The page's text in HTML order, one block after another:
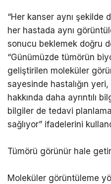
“Her kanser aynı şekilde
her hastada aynı
sonucu beklemek doğru
“Günümüzde tümörün
geliştirilen moleküler
sayesinde hastalığın yeri,
hakkında daha ayrıntılı
bilgiler de tedavi
sağlıyor” ifadelerini
Tümörü görünür hale
Moleküler görüntüleme